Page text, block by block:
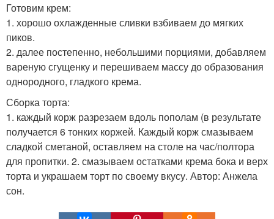
Готовим крем:
1. хорошо охлажденные сливки взбиваем до мягких
пиков.
2. далее постепенно, небольшими порциями, добавляем
вареную сгущенку и перешиваем массу до образования
однородного, гладкого крема.
Сборка торта:
1. каждый корж разрезаем вдоль пополам (в результате
получается 6 тонких коржей. Каждый корж смазываем
сладкой сметаной, оставляем на столе на час/полтора
для пропитки. 2. смазываем остатками крема бока и верх
торта и украшаем торт по своему вкусу. Автор: Анжела
сон.